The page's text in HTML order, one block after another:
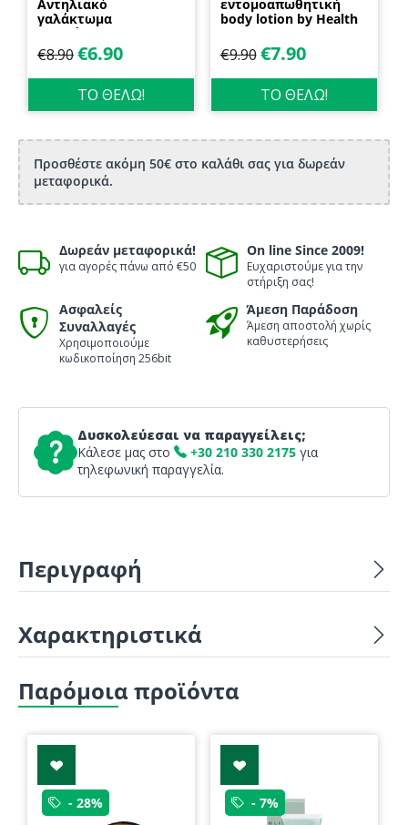
Αντηλιακό
γαλάκτωμα
προσώπου και
σώματος 70ml
Biosanto
€8.90€6.90
ΤΟ ΘΕΛΩ!
εντομοαπωθητική
body lotion by Health
€9.90 €7.90
ΤΟ ΘΕΛΩ!
Προσθέστε ακόμη 50€ στο καλάθι σας για δωρεάν
μεταφορικά.
Δωρεάν μεταφορικά!
για αγορές πάνω από €50
On line Since 2009!
Ευχαριστούμε για την
στήριξη σας!
Ασφαλείς
Συναλλαγές
Χρησιμοποιούμε
κωδικοποίηση 256bit
Άμεση Παράδοση
Άμεση αποστολή χωρίς
καθυστερήσεις
Δυσκολεύεσαι να παραγγείλεις;
Κάλεσε μας στο
+30 210 330 2175 για
τηλεφωνική παραγγελία.
Περιγραφή
Χαρακτηριστικά
Παρόμοια προϊόντα
- 28% - 7%